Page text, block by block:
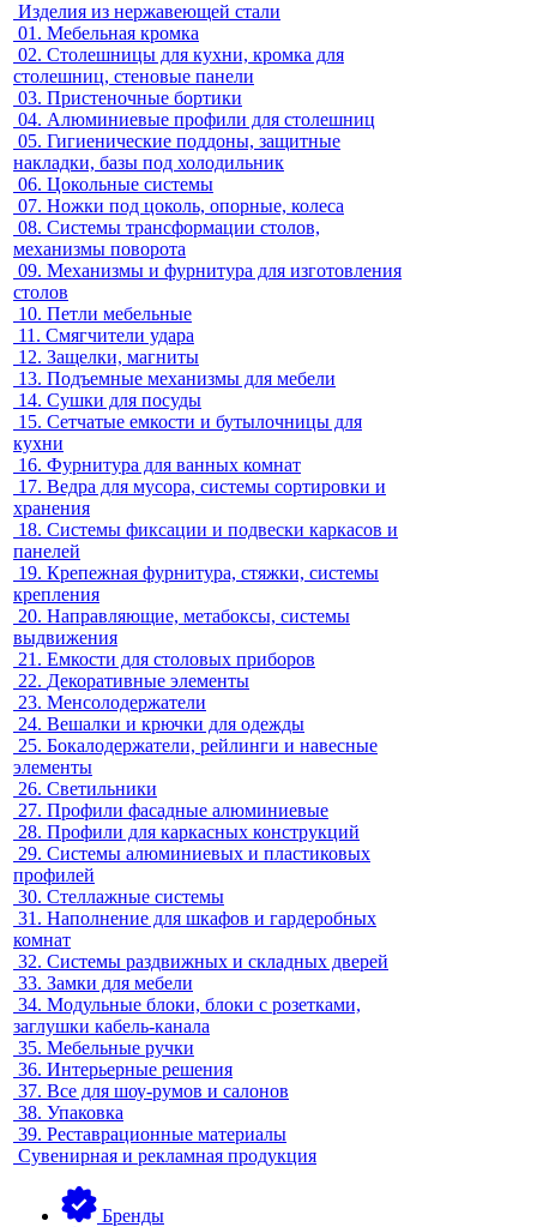
Изделия из нержавеющей стали
01. Мебельная кромка
02. Столешницы для кухни, кромка для
столешниц, стеновые панели
03. Пристеночные бортики
04. Алюминиевые профили для столешниц
05. Гигиенические поддоны, защитные
накладки, базы под холодильник
06. Цокольные системы
07. Ножки под цоколь, опорные, колеса
08. Системы трансформации столов,
механизмы поворота
09. Механизмы и фурнитура для изготовления
столов
10. Петли мебельные
11. Смягчители удара
12. Защелки, магниты
13. Подъемные механизмы для мебели
14. Сушки для посуды
15. Сетчатые емкости и бутылочницы для
кухни
16. Фурнитура для ванных комнат
17. Ведра для мусора, системы сортировки и
хранения
18. Системы фиксации и подвески каркасов и
панелей
19. Крепежная фурнитура, стяжки, системы
крепления
20. Направляющие, метабоксы, системы
выдвижения
21. Емкости для столовых приборов
22. Декоративные элементы
23. Менсолодержатели
24. Вешалки и крючки для одежды
25. Бокалодержатели, рейлинги и навесные
элементы
26. Светильники
27. Профили фасадные алюминиевые
28. Профили для каркасных конструкций
29. Системы алюминиевых и пластиковых
профилей
30. Стеллажные системы
31. Наполнение для шкафов и гардеробных
комнат
32. Системы раздвижных и складных дверей
33. Замки для мебели
34. Модульные блоки, блоки с розетками,
заглушки кабель-канала
35. Мебельные ручки
36. Интерьерные решения
37. Все для шоу-румов и салонов
38. Упаковка
39. Реставрационные материалы
Сувенирная и рекламная продукция
Бренды